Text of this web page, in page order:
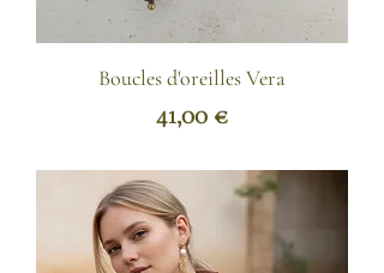
Boucles d'oreilles Vera
Prix
41,00 €